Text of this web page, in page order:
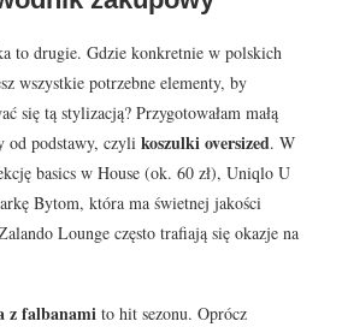
to drugie. Gdzie konkretnie w polskich
wszystkie potrzebne elementy, by
się tą stylizacją? Przygotowałam małą
od podstawy, czyli koszulki oversized. W
basics w House (ok. 60 zł), Uniqlo U
Bytom, która ma świetnej jakości
Lounge często trafiają się okazje na
z falbanami to hit sezonu. Oprócz